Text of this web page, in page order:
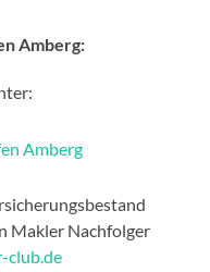
Amberg:
Makler Nachfolger
club.de